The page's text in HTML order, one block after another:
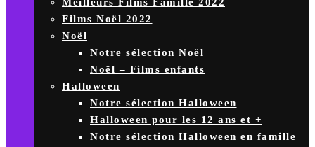
Films Noël 2022
Noël
Notre sélection Noël
Noël – Films enfants
Halloween
Notre sélection Halloween
Halloween pour les 12 ans et +
Notre sélection Halloween en famille